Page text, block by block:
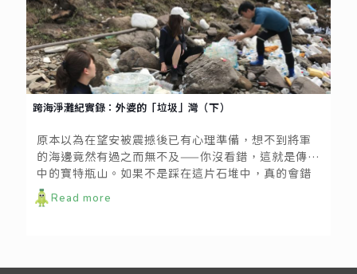
跨海淨灘紀實錄：外婆的「垃圾」灣（下）
原本以為在望安被震撼後已有心理準備，想不到將軍
的海邊竟然有過之而無不及——你沒看錯，這就是傳說
中的寶特瓶山。如果不是踩在這片石堆中，真的會錯
以為來到某個回收站，因為這裡完全被寶特瓶塞滿，
只差沒有打開瓶蓋再壓扁而已。
Read more